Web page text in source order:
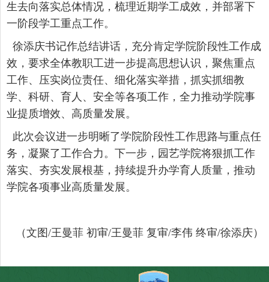
生去向落实总体情况，梳理近期学工成效，并部署下
一阶段学工重点工作。
徐添庆书记作总结讲话，充分肯定学院阶段性工作成
效，要求全体教职工进一步提高思想认识，聚焦重点
工作、压实岗位责任、细化落实举措，抓实抓细教
学、科研、育人、安全等各项工作，全力推动学院事
业提质增效、高质量发展。
此次会议进一步明晰了学院阶段性工作思路与重点任
务，凝聚了工作合力。下一步，园艺学院将狠抓工作
落实、夯实发展根基，持续提升办学育人质量，推动
学院各项事业高质量发展。
（文图 /王曼菲 初审/王曼菲 复审/李伟 终审/徐添庆）